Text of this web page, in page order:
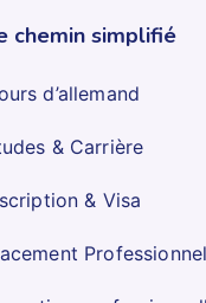
chemin simplifié
d’allemand
& Carrière
& Visa
Professionnel